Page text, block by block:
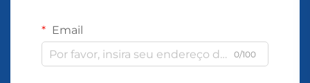
Email
0/100